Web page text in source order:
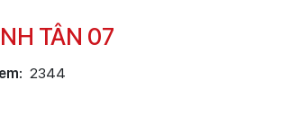
TÂN 07
2344